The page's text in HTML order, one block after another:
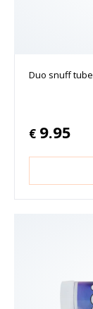
Duo snuff tube
€ 9.95